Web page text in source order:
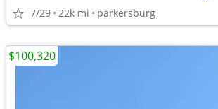
7/29 22k mi parkersburg
$100,320